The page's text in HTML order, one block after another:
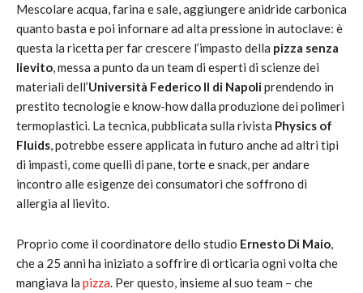
Mescolare acqua, farina e sale, aggiungere anidride carbonica
quanto basta e poi infornare ad alta pressione in autoclave: è
questa la ricetta per far crescere l’impasto della pizza senza
lievito, messa a punto da un team di esperti di scienze dei
materiali dell’Università Federico II di Napoliprendendo in
prestito tecnologie e know-how dalla produzione dei polimeri
termoplastici. La tecnica, pubblicata sulla rivista Physics of
Fluids, potrebbe essere applicata in futuro anche ad altri tipi
di impasti, come quelli di pane, torte e snack, per andare
incontro alle esigenze dei consumatori che soffrono di
allergia al lievito.
Proprio come il coordinatore dello studio Ernesto Di Maio,
che a 25 anni ha iniziato a soffrire di orticaria ogni volta che
mangiava la pizza. Per questo, insieme al suo team – che